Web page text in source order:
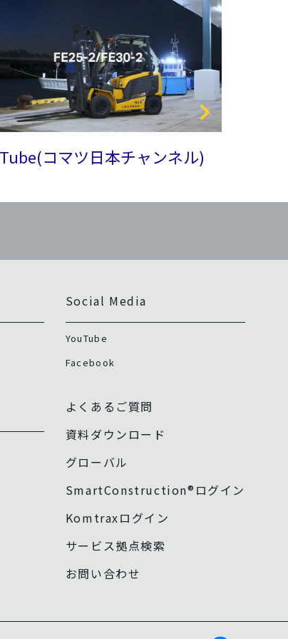
コマツ日本チャンネル)
Social Media
YouTube
Facebook
よくあるご質問
資料ダウンロード
グローバル
SmartConstruction®ログイン
Komtraxログイン
サービス拠点検索
お問い合わせ